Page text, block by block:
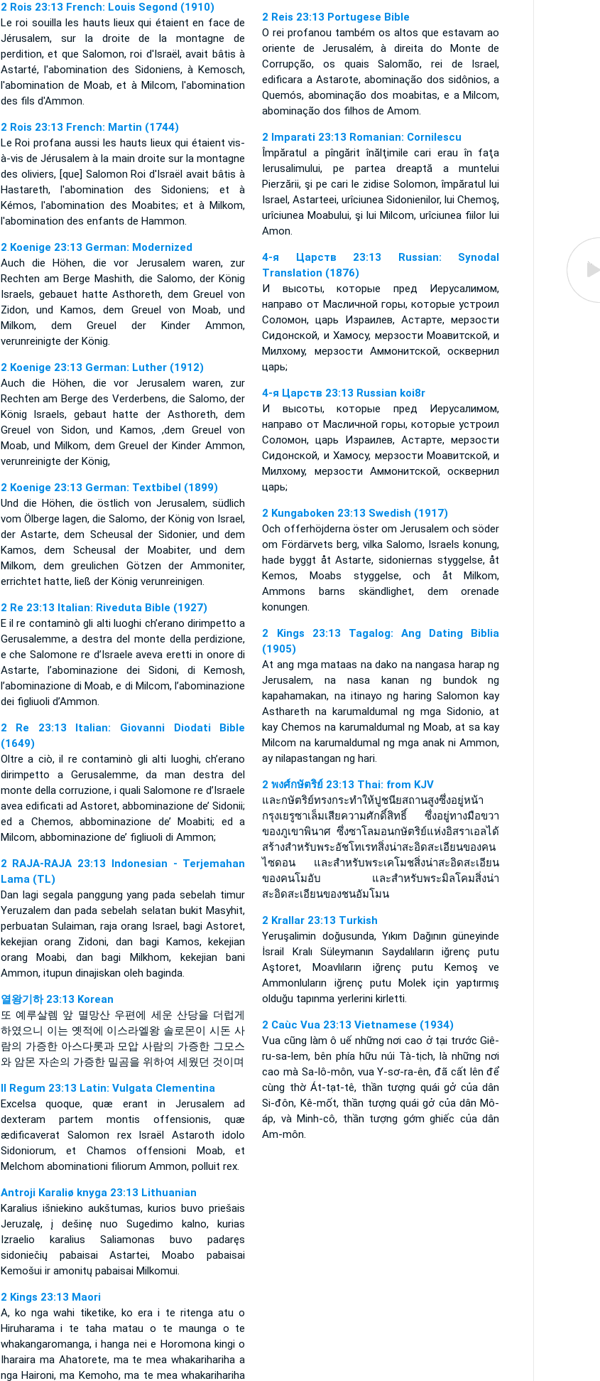
2 Rois 23:13 French: Louis Segond (1910)
Le roi souilla les hauts lieux qui étaient en face de
Jérusalem, sur la droite de la montagne de
perdition, et que Salomon, roi d'Israël, avait bâtis à
Astarté, l'abomination des Sidoniens, à Kemosch,
l'abomination de Moab, et à Milcom, l'abomination
des fils d'Ammon.
2 Rois 23:13 French: Martin (1744)
Le Roi profana aussi les hauts lieux qui étaient vis-
à-vis de Jérusalem à la main droite sur la montagne
des oliviers, [que] Salomon Roi d'Israël avait bâtis à
Hastareth, l'abomination des Sidoniens; et à
Kémos, l'abomination des Moabites; et à Milkom,
l'abomination des enfants de Hammon.
2 Koenige 23:13 German: Modernized
Auch die Höhen, die vor Jerusalem waren, zur
Rechten am Berge Mashith, die Salomo, der König
Israels, gebauet hatte Asthoreth, dem Greuel von
Zidon, und Kamos, dem Greuel von Moab, und
Milkom, dem Greuel der Kinder Ammon,
verunreinigte der König.
2 Koenige 23:13 German: Luther (1912)
Auch die Höhen, die vor Jerusalem waren, zur
Rechten am Berge des Verderbens, die Salomo, der
König Israels, gebaut hatte der Asthoreth, dem
Greuel von Sidon, und Kamos, ,dem Greuel von
Moab, und Milkom, dem Greuel der Kinder Ammon,
verunreinigte der König,
2 Koenige 23:13 German: Textbibel (1899)
Und die Höhen, die östlich von Jerusalem, südlich
vom Ölberge lagen, die Salomo, der König von Israel,
der Astarte, dem Scheusal der Sidonier, und dem
Kamos, dem Scheusal der Moabiter, und dem
Milkom, dem greulichen Götzen der Ammoniter,
errichtet hatte, ließ der König verunreinigen.
2 Re 23:13 Italian: Riveduta Bible (1927)
E il re contaminò gli alti luoghi ch’erano dirimpetto a
Gerusalemme, a destra del monte della perdizione,
e che Salomone re d’Israele aveva eretti in onore di
Astarte, l’abominazione dei Sidoni, di Kemosh,
l’abominazione di Moab, e di Milcom, l’abominazione
dei figliuoli d’Ammon.
2 Re 23:13 Italian: Giovanni Diodati Bible
(1649)
Oltre a ciò, il re contaminò gli alti luoghi, ch’erano
dirimpetto a Gerusalemme, da man destra del
monte della corruzione, i quali Salomone re d’Israele
avea edificati ad Astoret, abbominazione de’ Sidonii;
ed a Chemos, abbominazione de’ Moabiti; ed a
Milcom, abbominazione de’ figliuoli di Ammon;
2 RAJA-RAJA 23:13 Indonesian - Terjemahan
Lama (TL)
Dan lagi segala panggung yang pada sebelah timur
Yeruzalem dan pada sebelah selatan bukit Masyhit,
perbuatan Sulaiman, raja orang Israel, bagi Astoret,
kekejian orang Zidoni, dan bagi Kamos, kekejian
orang Moabi, dan bagi Milkhom, kekejian bani
Ammon, itupun dinajiskan oleh baginda.
열왕기하 23:13 Korean
또 예루살렘 앞 멸망산 우편에 세운 산당을 더럽게
하였으니 이는 옛적에 이스라엘왕 솔로몬이 시돈 사
람의 가증한 아스다롯과 모압 사람의 가증한 그모스
와 암몬 자손의 가증한 밀곰을 위하여 세웠던 것이며
II Regum 23:13 Latin: Vulgata Clementina
Excelsa quoque, quæ erant in Jerusalem ad
dexteram partem montis offensionis, quæ
ædificaverat Salomon rex Israël Astaroth idolo
Sidoniorum, et Chamos offensioni Moab, et
Melchom abominationi filiorum Ammon, polluit rex.
Antroji Karaliø knyga 23:13 Lithuanian
Karalius išniekino aukštumas, kurios buvo priešais
Jeruzalę, į dešinę nuo Sugedimo kalno, kurias
Izraelio karalius Saliamonas buvo padaręs
sidoniečių pabaisai Astartei, Moabo pabaisai
Kemošui ir amonitų pabaisai Milkomui.
2 Kings 23:13 Maori
A, ko nga wahi tiketike, ko era i te ritenga atu o
Hiruharama i te taha matau o te maunga o te
whakangaromanga, i hanga nei e Horomona kingi o
Iharaira ma Ahatorete, ma te mea whakarihariha a
nga Haironi, ma Kemoho, ma te mea whakarihariha
2 Reis 23:13 Portugese Bible
O rei profanou também os altos que estavam ao
oriente de Jerusalém, à direita do Monte de
Corrupção, os quais Salomão, rei de Israel,
edificara a Astarote, abominação dos sidônios, a
Quemós, abominação dos moabitas, e a Milcom,
abominação dos filhos de Amom.
2 Imparati 23:13 Romanian: Cornilescu
Împăratul a pîngărit înălţimile cari erau în faţa
Ierusalimului, pe partea dreaptă a muntelui
Pierzării, şi pe cari le zidise Solomon, împăratul lui
Israel, Astarteei, urîciunea Sidonienilor, lui Chemoş,
urîciunea Moabului, şi lui Milcom, urîciunea fiilor lui
Amon.
4-я Царств 23:13 Russian: Synodal
Translation (1876)
И высоты, которые пред Иерусалимом,
направо от Масличной горы, которые устроил
Соломон, царь Израилев, Астарте, мерзости
Сидонской, и Хамосу, мерзости Моавитской, и
Милхому, мерзости Аммонитской, осквернил
царь;
4-я Царств 23:13 Russian koi8r
И высоты, которые пред Иерусалимом,
направо от Масличной горы, которые устроил
Соломон, царь Израилев, Астарте, мерзости
Сидонской, и Хамосу, мерзости Моавитской, и
Милхому, мерзости Аммонитской, осквернил
царь;
2 Kungaboken 23:13 Swedish (1917)
Och offerhöjderna öster om Jerusalem och söder
om Fördärvets berg, vilka Salomo, Israels konung,
hade byggt åt Astarte, sidoniernas styggelse, åt
Kemos, Moabs styggelse, och åt Milkom,
Ammons barns skändlighet, dem orenade
konungen.
2 Kings 23:13 Tagalog: Ang Dating Biblia
(1905)
At ang mga mataas na dako na nangasa harap ng
Jerusalem, na nasa kanan ng bundok ng
kapahamakan, na itinayo ng haring Salomon kay
Asthareth na karumaldumal ng mga Sidonio, at
kay Chemos na karumaldumal ng Moab, at sa kay
Milcom na karumaldumal ng mga anak ni Ammon,
ay nilapastangan ng hari.
2 พงศ์กษัตริย์ 23:13 Thai: from KJV
และกษัตริย์ทรงกระทำให้ปูชนียสถานสูงซึ่งอยู่หน้า
กรุงเยรูซาเล็มเสียความศักดิ์สิทธิ์ ซึ่งอยู่ทางมือขวา
ของภูเขาพินาศ ซึ่งซาโลมอนกษัตริย์แห่งอิสราเอลได้
สร้างสำหรับพระอัชโทเรทสิ่งน่าสะอิดสะเอียนของคน
ไซดอน และสำหรับพระเคโมชสิ่งน่าสะอิดสะเอียน
ของคนโมอับ และสำหรับพระมิลโคมสิ่งน่า
สะอิดสะเอียนของชนอัมโมน
2 Krallar 23:13 Turkish
Yeruşalimin doğusunda, Yıkım Dağının güneyinde
İsrail Kralı Süleymanın Saydalıların iğrenç putu
Aştoret, Moavlıların iğrenç putu Kemoş ve
Ammonluların iğrenç putu Molek için yaptırmış
olduğu tapınma yerlerini kirletti.
2 Caùc Vua 23:13 Vietnamese (1934)
Vua cũng làm ô uế những nơi cao ở tại trước Giê-
ru-sa-lem, bên phía hữu núi Tà-tịch, là những nơi
cao mà Sa-lô-môn, vua Y-sơ-ra-ên, đã cất lên để
cùng thờ Át-tạt-tê, thần tượng quái gở của dân
Si-đôn, Kê-mốt, thần tượng quái gở của dân Mô-
áp, và Minh-cô, thần tượng gớm ghiếc của dân
Am-môn.